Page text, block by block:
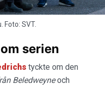
Foto: SVT.
serien
tyckte om den
Beledweyneoch